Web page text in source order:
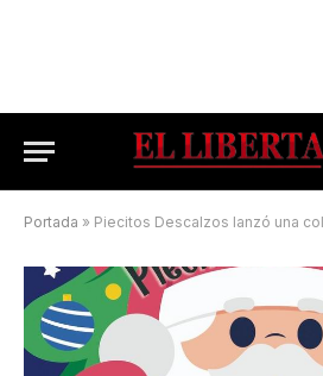
Portada » Piecitos Descalzos lanzó una colecta navideña